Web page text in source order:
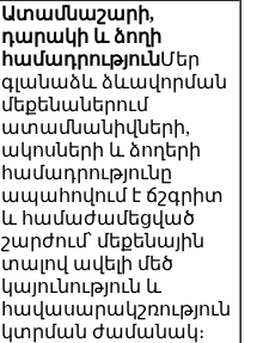
Ատամնաշարի,
դարակի և ձողի
համադրությունՄեր
գլանաձև ձևավորման
մեքենաներում
ատամնանիվների,
ակոսների և ձողերի
համադրությունը
ապահովում է ճշգրիտ
և համաժամեցված
շարժում՝ մեքենային
տալով ավելի մեծ
կայունություն և
հավասարակշռություն
կտրման ժամանակ։